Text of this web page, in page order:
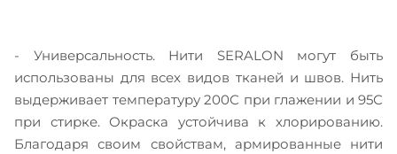
- Универсальность. Нити SERALON могут быть
использованы для всех видов тканей и швов. Нить
выдерживает температуру 200С при глажении и 95С
при стирке. Окраска устойчива к хлорированию.
Благодаря своим свойствам, армированные нити